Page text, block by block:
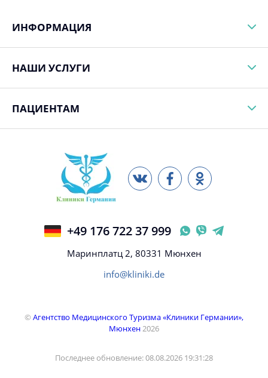
ИНФОРМАЦИЯ
НАШИ УСЛУГИ
ПАЦИЕНТАМ
+49 176 722 37 999
Маринплатц 2, 80331 Мюнхен
info@kliniki.de
© Агентство Медицинского Туризма «Клиники Германии»,
Мюнхен 2026
Последнее обновление: 08.08.2026 19:31:28